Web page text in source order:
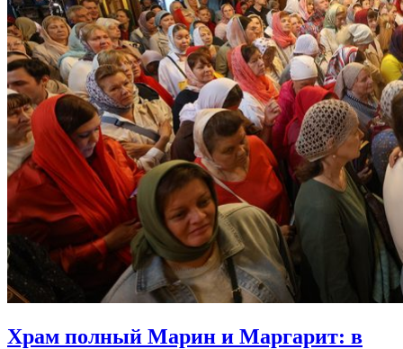
Храм полный Марин и Маргарит: в